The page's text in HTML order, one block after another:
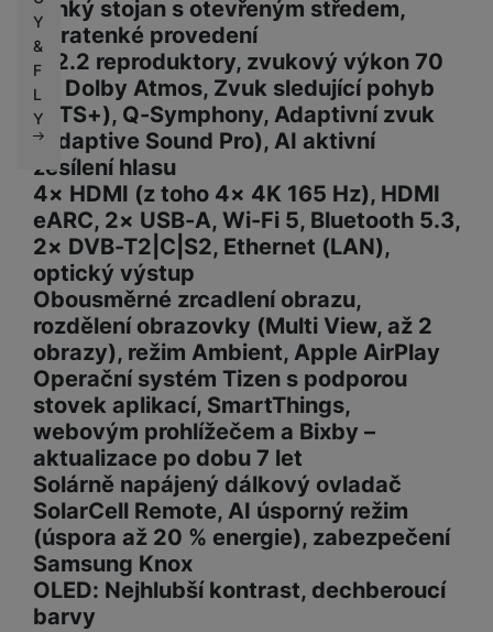
Y
&
F
L
Y
tenký stojan s otevřeným středem,
ultratenké provedení
4.2.2 reproduktory, zvukový výkon 70
W, Dolby Atmos, Zvuk sledující pohyb
(OTS+), Q-Symphony, Adaptivní zvuk
(Adaptive Sound Pro), AI aktivní
zesílení hlasu
4× HDMI (z toho 4× 4K 165 Hz), HDMI
eARC, 2× USB-A, Wi-Fi 5, Bluetooth 5.3,
2× DVB-T2|C|S2, Ethernet (LAN),
optický výstup
Obousměrné zrcadlení obrazu,
rozdělení obrazovky (Multi View, až 2
obrazy), režim Ambient, Apple AirPlay
Operační systém Tizen s podporou
stovek aplikací, SmartThings,
webovým prohlížečem a Bixby –
aktualizace po dobu 7 let
Solárně napájený dálkový ovladač
SolarCell Remote, AI úsporný režim
(úspora až 20 % energie), zabezpečení
Samsung Knox
OLED: Nejhlubší kontrast, dechberoucí
barvy